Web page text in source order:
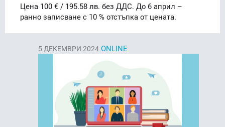
Цена 100 € / 195.58 лв. без ДДС. До 6 април –
ранно записване с 10 % отстъпка от цената.
5 ДЕКЕМВРИ 2024 ONLINE